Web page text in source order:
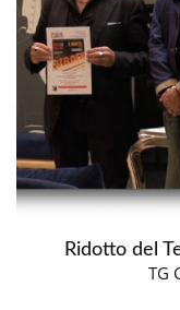
Ridotto del
TG